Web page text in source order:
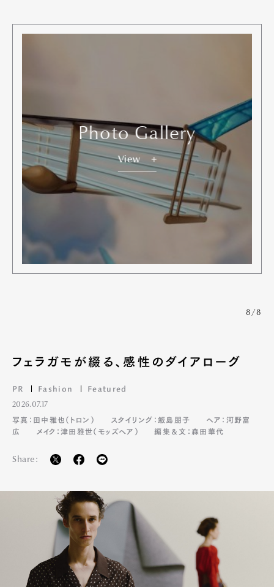
Photo Gallery
View
8/8
フェラガモが綴る、感性のダイアローグ
PR Fashion Featured
2026.07.17
写真：田中雅也（トロン）
スタイリング：飯島朋子
ヘア：河野富
広
メイク：津田雅世（モッズヘア） 編集＆文：森田華代
Share: